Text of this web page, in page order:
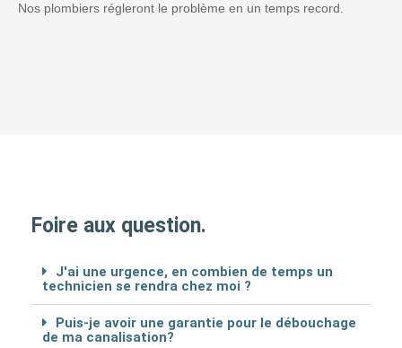
Nos plombiers régleront le problème en un temps record.
Foire aux question.
J'ai une urgence, en combien de temps un
technicien se rendra chez moi ?
Puis-je avoir une garantie pour le débouchage
de ma canalisation?